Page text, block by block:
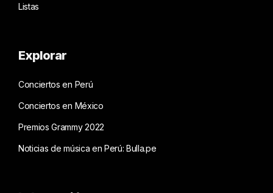
Listas
Explorar
Conciertos en Perú
Conciertos en México
Premios Grammy 2022
Noticias de música en Perú: Bulla.pe